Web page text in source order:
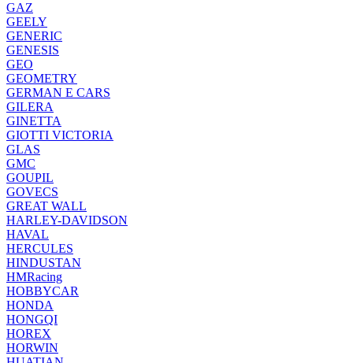
GAZ
GEELY
GENERIC
GENESIS
GEO
GEOMETRY
GERMAN E CARS
GILERA
GINETTA
GIOTTI VICTORIA
GLAS
GMC
GOUPIL
GOVECS
GREAT WALL
HARLEY-DAVIDSON
HAVAL
HERCULES
HINDUSTAN
HMRacing
HOBBYCAR
HONDA
HONGQI
HOREX
HORWIN